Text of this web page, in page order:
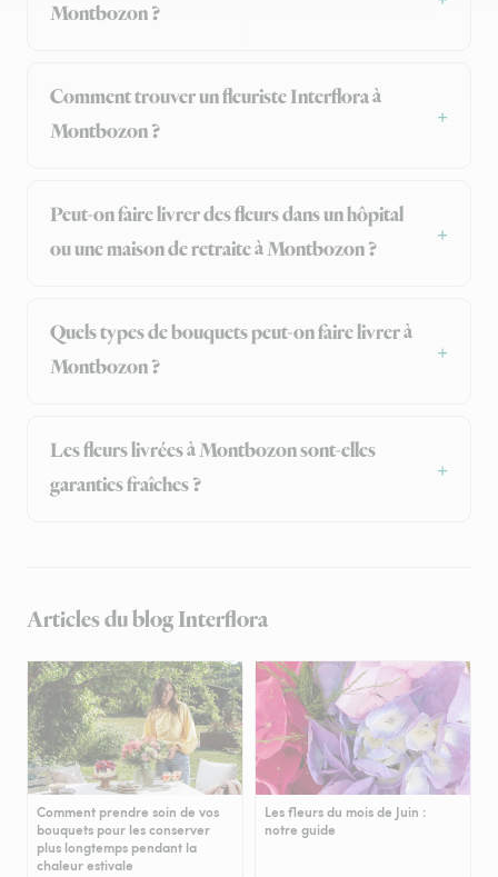
Montbozon ?
Comment trouver un fleuriste Interflora à
Montbozon ?
Peut-on faire livrer des fleurs dans un hôpital
ou une maison de retraite à Montbozon ?
Quels types de bouquets peut-on faire livrer à
Montbozon ?
Les fleurs livrées à Montbozon sont-elles
garanties fraîches ?
Articles du blog Interflora
Comment prendre soin de vos
bouquets pour les conserver
plus longtemps pendant la
chaleur estivale
Les fleurs du mois de Juin :
notre guide